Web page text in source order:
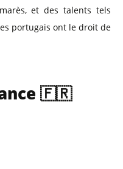
et des talents tels
portugais ont le droit de
🇫🇷